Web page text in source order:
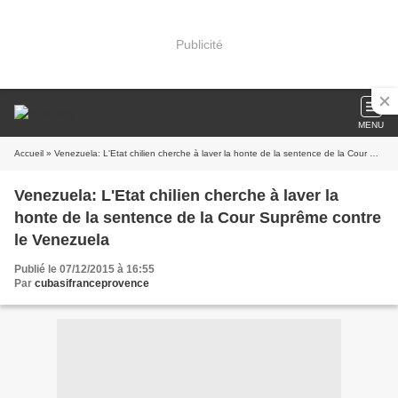
Publicité
MENU
Accueil » Venezuela: L'Etat chilien cherche à laver la honte de la sentence de la Cour Suprême contre le Venezuela
Venezuela: L'Etat chilien cherche à laver la
honte de la sentence de la Cour Suprême contre
le Venezuela
Publié le 07/12/2015 à 16:55
Par cubasifranceprovence